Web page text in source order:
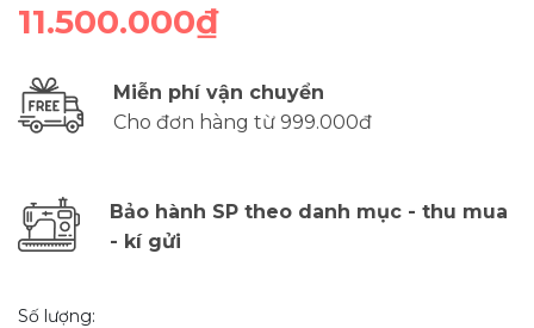
11.500.000₫
Miễn phí vận chuyển
Cho đơn hàng từ 999.000đ
Bảo hành SP theo danh mục - thu mua
- kí gửi
Số lượng: